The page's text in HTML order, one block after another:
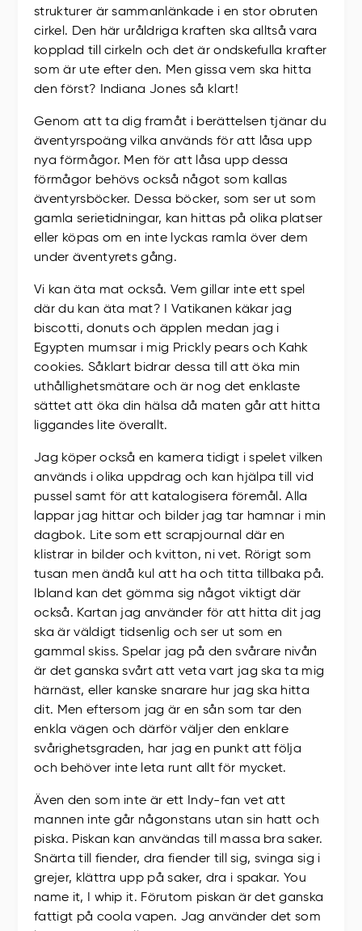
strukturer är sammanlänkade i en stor obruten
cirkel. Den här uråldriga kraften ska alltså vara
kopplad till cirkeln och det är ondskefulla krafter
som är ute efter den. Men gissa vem ska hitta
den först? Indiana Jones så klart!
Genom att ta dig framåt i berättelsen tjänar du
äventyrspoäng vilka används för att låsa upp
nya förmågor. Men för att låsa upp dessa
förmågor behövs också något som kallas
äventyrsböcker. Dessa böcker, som ser ut som
gamla serietidningar, kan hittas på olika platser
eller köpas om en inte lyckas ramla över dem
under äventyrets gång.
Vi kan äta mat också. Vem gillar inte ett spel
där du kan äta mat? I Vatikanen käkar jag
biscotti, donuts och äpplen medan jag i
Egypten mumsar i mig Prickly pears och Kahk
cookies. Såklart bidrar dessa till att öka min
uthållighetsmätare och är nog det enklaste
sättet att öka din hälsa då maten går att hitta
liggandes lite överallt.
Jag köper också en kamera tidigt i spelet vilken
används i olika uppdrag och kan hjälpa till vid
pussel samt för att katalogisera föremål. Alla
lappar jag hittar och bilder jag tar hamnar i min
dagbok. Lite som ett scrapjournal där en
klistrar in bilder och kvitton, ni vet. Rörigt som
tusan men ändå kul att ha och titta tillbaka på.
Ibland kan det gömma sig något viktigt där
också. Kartan jag använder för att hitta dit jag
ska är väldigt tidsenlig och ser ut som en
gammal skiss. Spelar jag på den svårare nivån
är det ganska svårt att veta vart jag ska ta mig
härnäst, eller kanske snarare hur jag ska hitta
dit. Men eftersom jag är en sån som tar den
enkla vägen och därför väljer den enklare
svårighetsgraden, har jag en punkt att följa
och behöver inte leta runt allt för mycket.
Även den som inte är ett Indy-fan vet att
mannen inte går någonstans utan sin hatt och
piska. Piskan kan användas till massa bra saker.
Snärta till fiender, dra fiender till sig, svinga sig i
grejer, klättra upp på saker, dra i spakar. You
name it, I whip it. Förutom piskan är det ganska
fattigt på coola vapen. Jag använder det som